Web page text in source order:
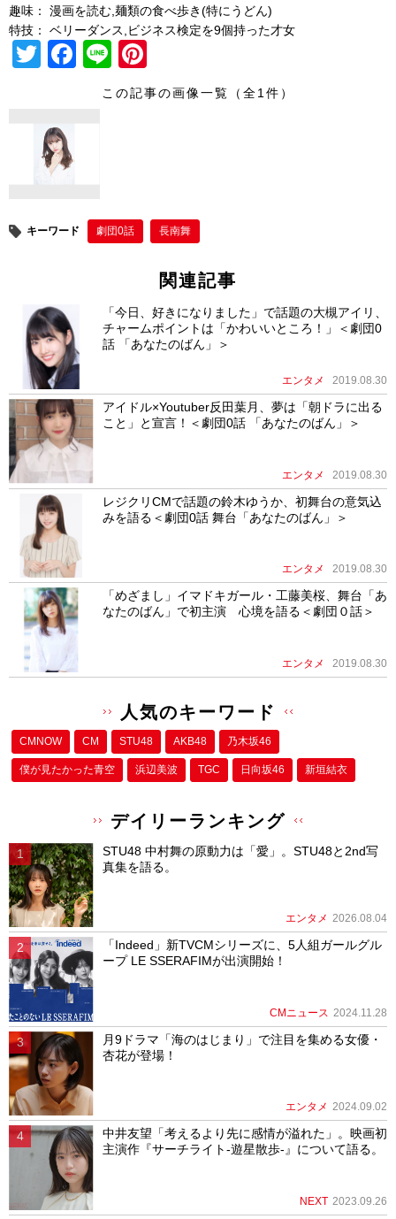
趣味： 漫画を読む,麺類の食べ歩き(特にうどん)
特技： ベリーダンス,ビジネス検定を9個持った才女
T
er
F
o
k
Li
n
nt
この記事の画像一覧（全1件）
キーワード 劇団0話 長南舞
関連記事
「今日、好きになりました」で話題の大槻アイリ、
チャームポイントは「かわいいところ！」＜劇団0
話 「あなたのばん」＞
エンタメ 2019.08.30
アイドル×Youtuber反田葉月、夢は「朝ドラに出る
こと」と宣言！＜劇団0話 「あなたのばん」＞
エンタメ 2019.08.30
レジクリCMで話題の鈴木ゆうか、初舞台の意気込
みを語る＜劇団0話 舞台「あなたのばん」＞
エンタメ 2019.08.30
「めざまし」イマドキガール・工藤美桜、舞台「あ
なたのばん」で初主演 心境を語る＜劇団０話＞
エンタメ 2019.08.30
人気のキーワード
CMNOW CM STU48 AKB48 乃木坂46
僕が⾒たかった⻘空 浜辺美波 TGC 日向坂46 新垣結衣
デイリーランキング
STU48 中村舞の原動力は「愛」。STU48と2nd写
真集を語る。
エンタメ 2026.08.04
「Indeed」新TVCMシリーズに、5人組ガールグル
ープ LE SSERAFIMが出演開始！
CMニュース 2024.11.28
月9ドラマ「海のはじまり」で注目を集める女優・
杏花が登場！
エンタメ 2024.09.02
中井友望「考えるより先に感情が溢れた」。映画初
主演作『サーチライト-遊星散歩-』について語る。
NEXT 2023.09.26